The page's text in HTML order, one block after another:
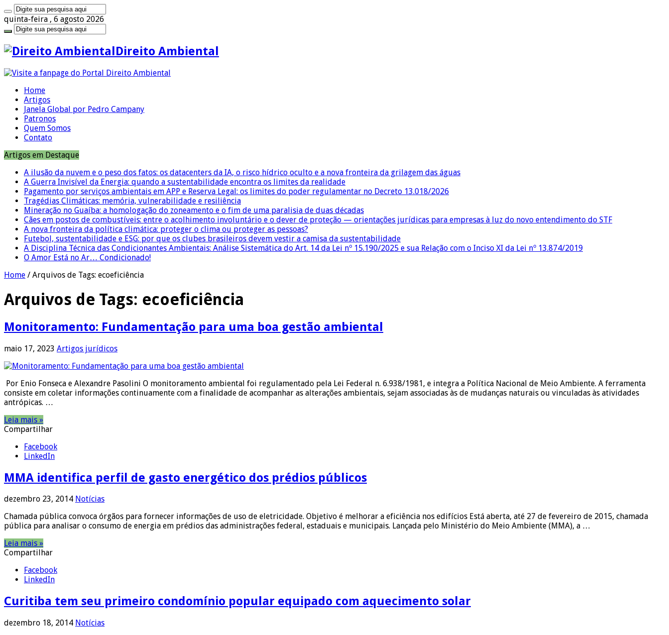
quinta-feira , 6 agosto 2026
Direito Ambiental
Home
Artigos
Janela Global por Pedro Campany
Patronos
Quem Somos
Contato
Artigos em Destaque
A ilusão da nuvem e o peso dos fatos: os datacenters da IA, o risco hídrico oculto e a nova fronteira da grilagem das águas
A Guerra Invisível da Energia: quando a sustentabilidade encontra os limites da realidade
Pagamento por serviços ambientais em APP e Reserva Legal: os limites do poder regulamentar no Decreto 13.018/2026
Tragédias Climáticas: memória, vulnerabilidade e resiliência
Mineração no Guaíba: a homologação do zoneamento e o fim de uma paralisia de duas décadas
Cães em postos de combustíveis: entre o acolhimento involuntário e o dever de proteção — orientações jurídicas para empresas à luz do novo entendimento do STF
A nova fronteira da política climática: proteger o clima ou proteger as pessoas?
Futebol, sustentabilidade e ESG: por que os clubes brasileiros devem vestir a camisa da sustentabilidade
A Disciplina Técnica das Condicionantes Ambientais: Análise Sistemática do Art. 14 da Lei nº 15.190/2025 e sua Relação com o Inciso XI da Lei nº 13.874/2019
O Amor Está no Ar… Condicionado!
Home / Arquivos de Tags: ecoeficiência
Arquivos de Tags: ecoeficiência
Monitoramento: Fundamentação para uma boa gestão ambiental
maio 17, 2023 Artigos jurídicos
Por Enio Fonseca e Alexandre Pasolini O monitoramento ambiental foi regulamentado pela Lei Federal n. 6.938/1981, e integra a Política Nacional de Meio Ambiente. A ferramenta
consiste em coletar informações continuamente com a finalidade de acompanhar as alterações ambientais, sejam associadas às de mudanças naturais ou vinculadas às atividades
antrópicas. …
Leia mais »
Compartilhar
Facebook
LinkedIn
MMA identifica perfil de gasto energético dos prédios públicos
dezembro 23, 2014 Notícias
Chamada pública convoca órgãos para fornecer informações de uso de eletricidade. Objetivo é melhorar a eficiência nos edifícios ​Está aberta, até 27 de fevereiro de 2015, chamada
pública para analisar o consumo de energia em prédios das administrações federal, estaduais e municipais. Lançada pelo Ministério do Meio Ambiente (MMA), a …
Leia mais »
Compartilhar
Facebook
LinkedIn
Curitiba tem seu primeiro condomínio popular equipado com aquecimento solar
dezembro 18, 2014 Notícias